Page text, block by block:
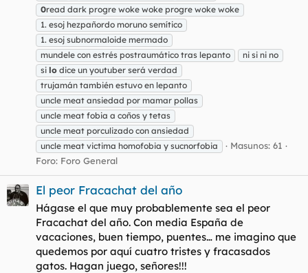
0read dark progre woke woke progre woke woke
1. esoj hezpañordo moruno semítico
1. esoj subnormaloide mermado
mundele con estrés postraumático tras lepanto
ni si ni no
si lo dice un youtuber será verdad
trujamán también estuvo en lepanto
uncle meat ansiedad por mamar pollas
uncle meat fobia a coños y tetas
uncle meat porculizado con ansiedad
uncle meat victima homofobia y sucnorfobia
Masunos: 61
Foro: Foro General
El peor Fracachat del año
Hágase el que muy probablemente sea el peor
Fracachat del año. Con media España de
vacaciones, buen tiempo, puentes… me imagino que
quedemos por aquí cuatro tristes y fracasados
gatos. Hagan juego, señores!!!